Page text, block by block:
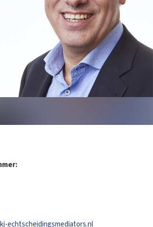
echtscheidingsmediators.nl